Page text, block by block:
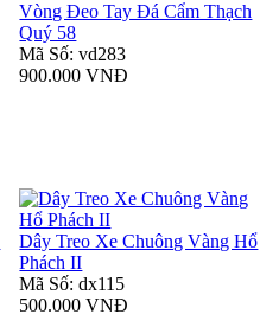
Vòng Đeo Tay Đá Cẩm Thạch
Quý 58
Mã Số: vd283
900.000 VNĐ
Dây Treo Xe Chuông Vàng Hổ
Phách II
Mã Số: dx115
500.000 VNĐ